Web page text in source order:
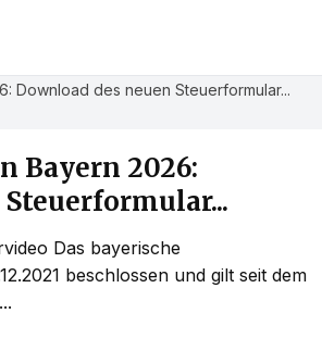
Download des neuen Steuerformular...
Bayern 2026:
Das bayerische
beschlossen und gilt seit dem